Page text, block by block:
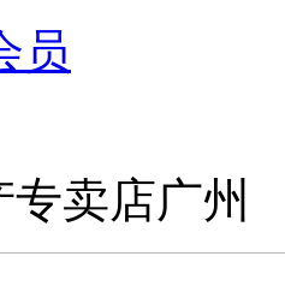
员
卖店广州